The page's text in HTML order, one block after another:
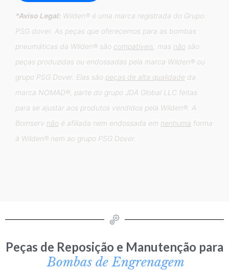
*Aviso Legal: Wilden® é uma marca registrada do Grupo
PSG dover. As peças que oferecemos para as bombas
pneumáticas da Wilden® são compatíveis , mas não são
peças produzidas ou endossadas pela marca Wilden® ou
grupo PSG Dover. Elas são peças de alta qualidade da
marca NOMAD®, parte do grupo JDA Global LLC feitas
para se ajustar aos produtos vendidos pela Wilden®. A
Bomserv não é afiliada nem endossada em nenhuma forma
à Wilden® nem ao grupo PSG Dover.
Peças de Reposição e Manutenção para
Bombas de Engrenagem